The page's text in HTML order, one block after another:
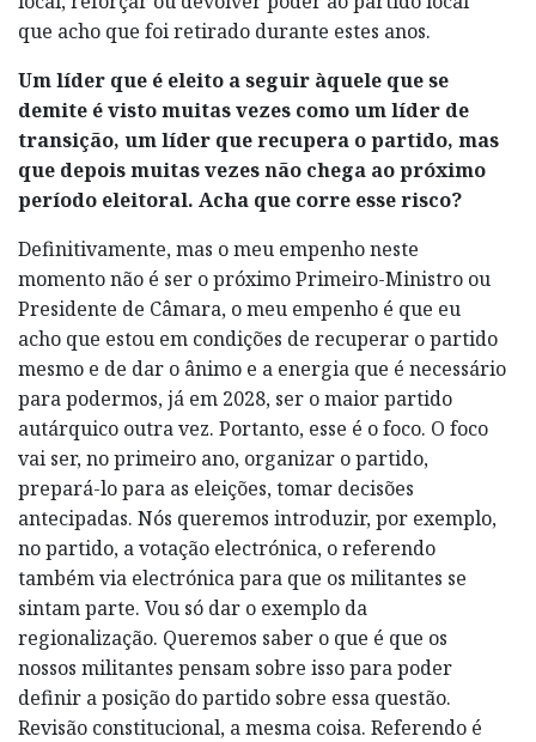
que acho que foi retirado durante estes anos.
Um líder que é eleito a seguir àquele que se
demite é visto muitas vezes como um líder de
transição, um líder que recupera o partido, mas
que depois muitas vezes não chega ao próximo
período eleitoral. Acha que corre esse risco?
Definitivamente, mas o meu empenho neste
momento não é ser o próximo Primeiro-Ministro ou
Presidente de Câmara, o meu empenho é que eu
acho que estou em condições de recuperar o partido
mesmo e de dar o ânimo e a energia que é necessário
para podermos, já em 2028, ser o maior partido
autárquico outra vez. Portanto, esse é o foco. O foco
vai ser, no primeiro ano, organizar o partido,
prepará-lo para as eleições, tomar decisões
antecipadas. Nós queremos introduzir, por exemplo,
no partido, a votação electrónica, o referendo
também via electrónica para que os militantes se
sintam parte. Vou só dar o exemplo da
regionalização. Queremos saber o que é que os
nossos militantes pensam sobre isso para poder
definir a posição do partido sobre essa questão.
Revisão constitucional, a mesma coisa. Referendo é